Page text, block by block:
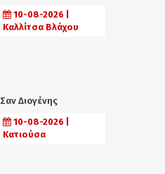
10-08-2026 |
Καλλίτσα Βλάχου
Σαν Διογένης
10-08-2026 |
Κατιούσα